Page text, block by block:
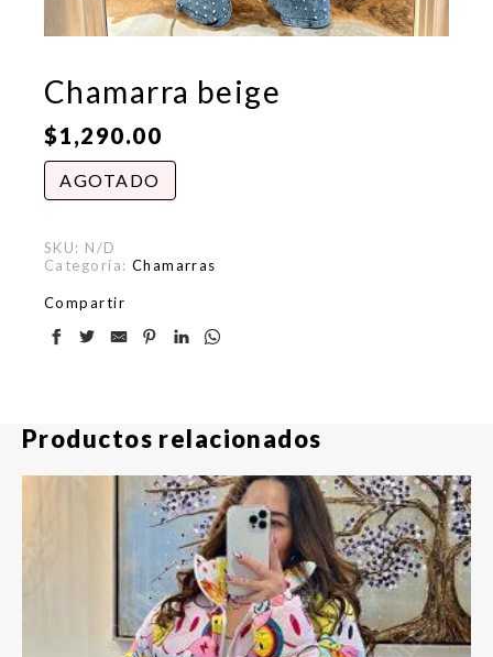
Chamarra beige
$1,290.00
AGOTADO
SKU: N/D
Categoría: Chamarras
Compartir
Productos relacionados